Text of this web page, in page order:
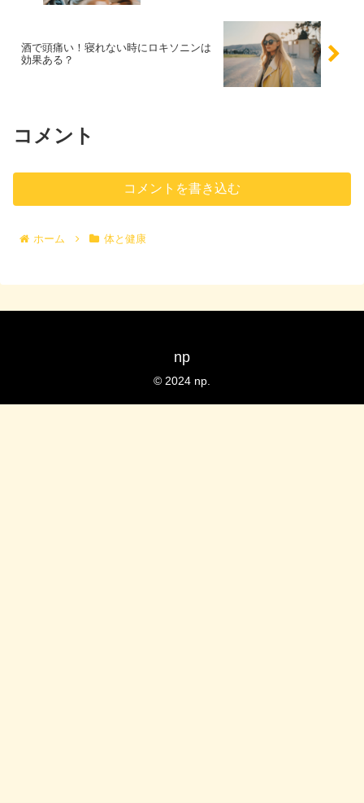
酒で頭痛い！寝れない時にロキソニンは
効果ある？
コメント
コメントを書き込む
ホーム 体と健康
np
© 2024 np.